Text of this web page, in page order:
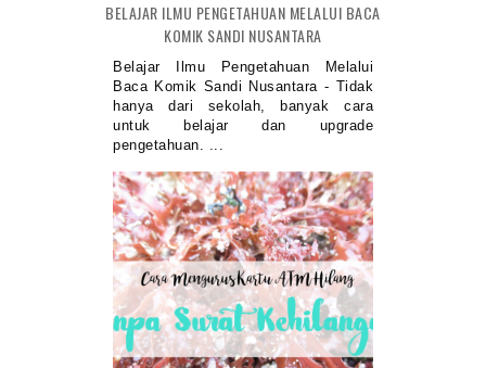
BELAJAR ILMU PENGETAHUAN MELALUI BACA
KOMIK SANDI NUSANTARA
Belajar Ilmu Pengetahuan Melalui
Baca Komik Sandi Nusantara - Tidak
hanya dari sekolah, banyak cara
untuk belajar dan upgrade
pengetahuan. ...